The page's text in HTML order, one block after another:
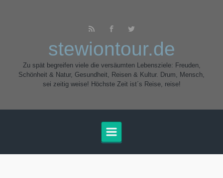
stewiontour.de
Zu spät begreifen viele die versäumten Lebensziele: Freuden,
Schönheit & Natur, Gesundheit, Reisen & Kultur. Drum, Mensch,
sei zeitig weise! Höchste Zeit ist´s Reise, reise!